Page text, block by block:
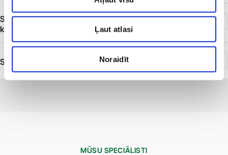
Ļaut atlasi
Noraidīt
SIA ''Veselības centrs 4'' filiāle ''Dermatoloģijas
klīnika''
SIA ''Veselības centrs 4'' filiāle ''Anti-Aging Institute''
MŪSU SPECIĀLISTI